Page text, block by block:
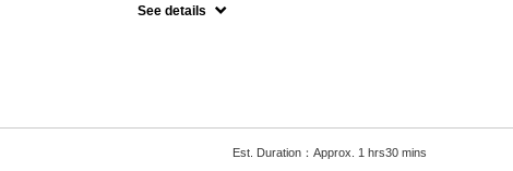
See details
Est. Duration：Approx. 1 hrs30 mins